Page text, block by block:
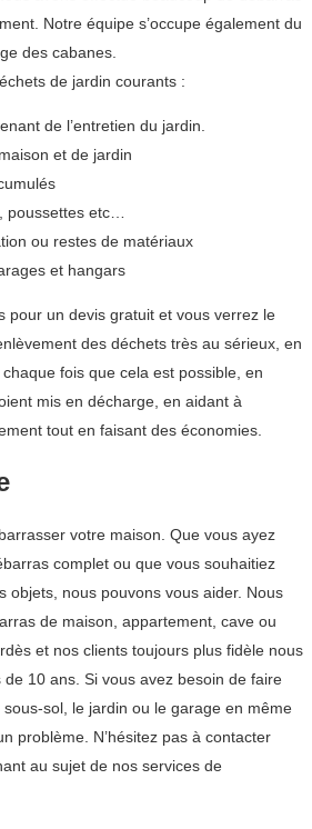
Notre équipe s’occupe également du
des cabanes.
de jardin courants :
de l’entretien du jardin.
et de jardin
poussettes etc…
ou restes de matériaux
et hangars
pour un devis gratuit et vous verrez le
des déchets très au sérieux, en
fois que cela est possible, en
mis en décharge, en aidant à
tout en faisant des économies.
votre maison. Que vous ayez
complet ou que vous souhaitiez
objets, nous pouvons vous aider. Nous
de maison, appartement, cave ou
et nos clients toujours plus fidèle nous
10 ans. Si vous avez besoin de faire
sol, le jardin ou le garage en même
problème. N’hésitez pas à contacter
au sujet de nos services de